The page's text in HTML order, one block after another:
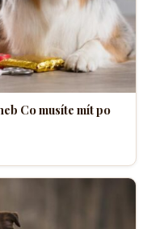
Co musíte mít po